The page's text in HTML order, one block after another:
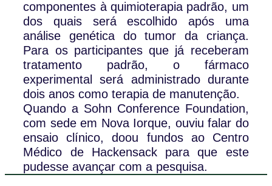
componentes à quimioterapia padrão, um
dos quais será escolhido após uma
análise genética do tumor da criança.
Para os participantes que já receberam
tratamento padrão, o fármaco
experimental será administrado durante
dois anos como terapia de manutenção.
Quando a Sohn Conference Foundation,
com sede em Nova Iorque, ouviu falar do
ensaio clínico, doou fundos ao Centro
Médico de Hackensack para que este
pudesse avançar com a pesquisa.